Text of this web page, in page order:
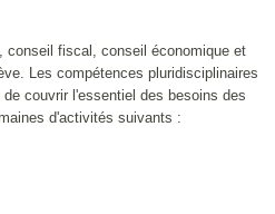
conseil fiscal, conseil économique et
Les compétences pluridisciplinaires
couvrir l'essentiel des besoins des
d'activités suivants :